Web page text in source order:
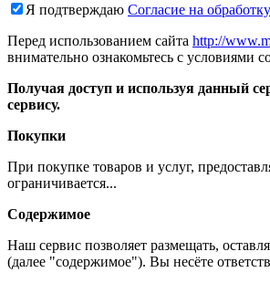
Я подтверждаю Согласие на
Перед использованием сайта http://
внимательно ознакомьтесь с условиями
Получая доступ и используя данный
сервису.
Покупки
При покупке товаров и услуг,
ограничивается...
Содержимое
Наш сервис позволяет размещать,
(далее "содержимое"). Вы несёте